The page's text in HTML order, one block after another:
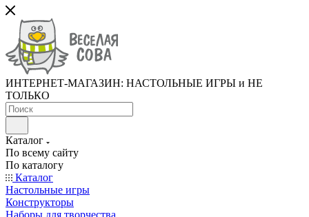
ИНТЕРНЕТ-МАГАЗИН: НАСТОЛЬНЫЕ ИГРЫ и НЕ
ТОЛЬКО
Каталог
По всему сайту
По каталогу
Каталог
Настольные игры
Конструкторы
Наборы для творчества